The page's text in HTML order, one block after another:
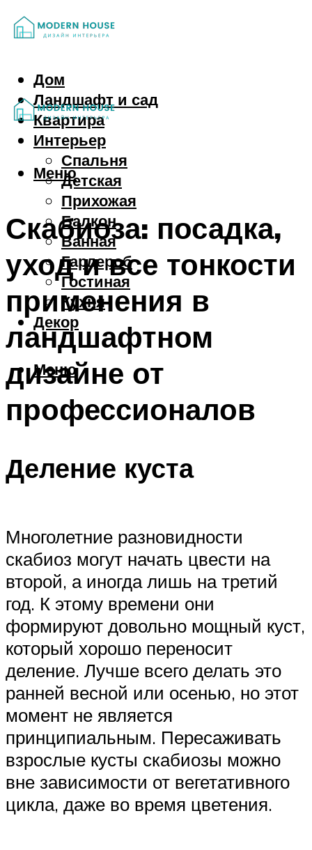
Дом
Ландшафт и сад
Квартира
Интерьер
Спальня
Детская
Прихожая
Балкон
Ванная
Гардероб
Гостиная
Кухня
Декор
Меню
Меню
Скабиоза: посадка,
уход и все тонкости
применения в
ландшафтном
дизайне от
профессионалов
Деление куста
Многолетние разновидности
скабиоз могут начать цвести на
второй, а иногда лишь на третий
год. К этому времени они
формируют довольно мощный куст,
который хорошо переносит
деление. Лучше всего делать это
ранней весной или осенью, но этот
момент не является
принципиальным. Пересаживать
взрослые кусты скабиозы можно
вне зависимости от вегетативного
цикла, даже во время цветения.